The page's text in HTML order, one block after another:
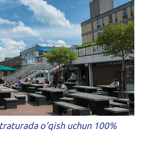
o’qish uchun 100%